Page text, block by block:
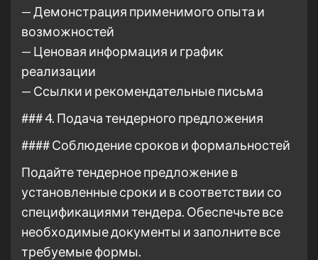
— Демонстрация применимого опыта и
возможностей
— Ценовая информация и график
реализации
— Ссылки и рекомендательные письма
### 4. Подача тендерного предложения
#### Соблюдение сроков и формальностей
Подайте тендерное предложение в
установленные сроки и в соответствии со
спецификациями тендера. Обеспечьте все
необходимые документы и заполните все
требуемые формы.